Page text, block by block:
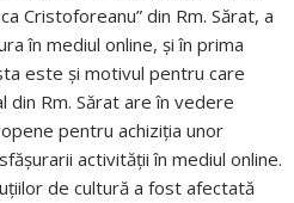
Cristoforeanu” din Rm. Sărat, a
în mediul online, și în prima
este și motivul pentru care
din Rm. Sărat are în vedere
pentru achiziția unor
activității în mediul online.
de cultură a fost afectată